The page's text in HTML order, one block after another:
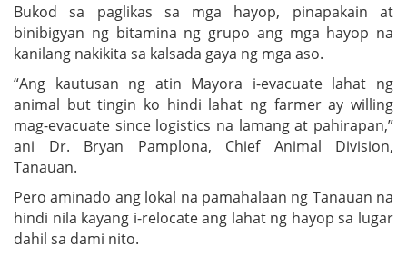
Bukod sa paglikas sa mga hayop, pinapakain at
binibigyan ng bitamina ng grupo ang mga hayop na
kanilang nakikita sa kalsada gaya ng mga aso.
“Ang kautusan ng atin Mayora i-evacuate lahat ng
animal but tingin ko hindi lahat ng farmer ay willing
mag-evacuate since logistics na lamang at pahirapan,”
ani Dr. Bryan Pamplona, Chief Animal Division,
Tanauan.
Pero aminado ang lokal na pamahalaan ng Tanauan na
hindi nila kayang i-relocate ang lahat ng hayop sa lugar
dahil sa dami nito.